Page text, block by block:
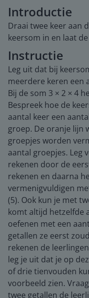
Introductie
Draai twee keer aan
keersom in en laat
Instructie
Leg uit dat bij
meerdere keren een
Bij de som 3 × 2 × 4
Bespreek hoe de
aantal keer een
groep. De oranje lijn
groepjes worden
aantal groepjes. Leg
rekenen door de
rekenen en daarna
vermenigvuldigen
(5). Ook kun je met
komt altijd hetzelfde
oefenen met een
getallen ze eerst
rekenen de
leg je uit dat je op
of drie tienvouden
voorbeeld zien.
twee getallen de